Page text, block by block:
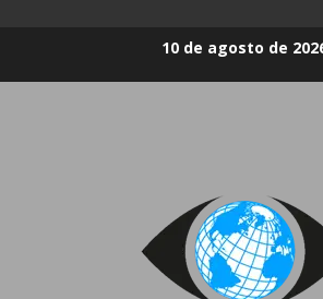
10 de agosto de